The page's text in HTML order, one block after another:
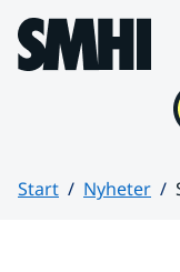
Hoppa till sidans
Start Nyheter